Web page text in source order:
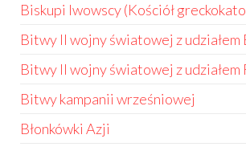
Biskupi lwowscy (Kościół
Bitwy II wojny światowej z udziałem
Bitwy II wojny światowej z udziałem
Bitwy kampanii wrześniowej
Błonkówki Azji